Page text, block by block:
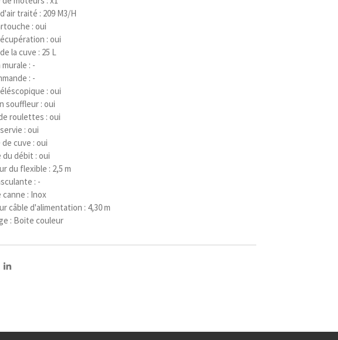
traité : 209 M3/H
: oui
: oui
la cuve : 25 L
: -
: -
: oui
souffleur : oui
roulettes : oui
: oui
cuve : oui
du débit : oui
du flexible : 2,5 m
: -
canne : Inox
câble d'alimentation : 4,30 m
: Boite couleur
P
r